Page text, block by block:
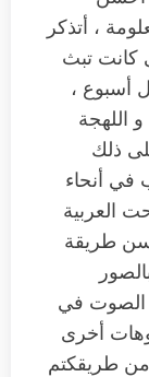
، أتذكر
كانت تبث
أسبوع ،
اللهجة
ذلك
في أنحاء
العربية
طريقة
و الصوت في
أخرى
طريقكتم